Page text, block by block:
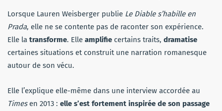
Lorsque Lauren Weisberger publie Le Diable s’habille en
Prada, elle ne se contente pas de raconter son expérience.
Elle la transforme. Elle amplifie certains traits, dramatise
certaines situations et construit une narration romanesque
autour de son vécu.
Elle l’explique elle-même dans une interview accordée au
Timesen 2013 : elle s’est fortement inspirée de son passage